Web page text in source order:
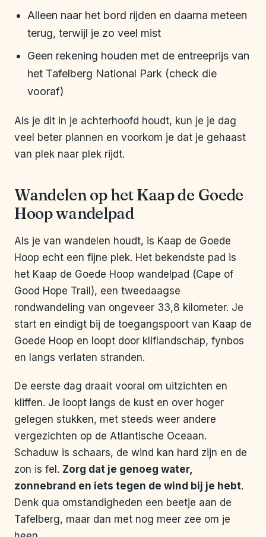
Alleen naar het bord rijden en daarna meteen
terug, terwijl je zo veel mist
Geen rekening houden met de entreeprijs van
het Tafelberg National Park (check die
vooraf)
Als je dit in je achterhoofd houdt, kun je je dag
veel beter plannen en voorkom je dat je gehaast
van plek naar plek rijdt.
Wandelen op het Kaap de Goede
Hoop wandelpad
Als je van wandelen houdt, is Kaap de Goede
Hoop echt een fijne plek. Het bekendste pad is
het Kaap de Goede Hoop wandelpad (Cape of
Good Hope Trail), een tweedaagse
rondwandeling van ongeveer 33,8 kilometer. Je
start en eindigt bij de toegangspoort van Kaap de
Goede Hoop en loopt door kliflandschap, fynbos
en langs verlaten stranden.
De eerste dag draait vooral om uitzichten en
kliffen. Je loopt langs de kust en over hoger
gelegen stukken, met steeds weer andere
vergezichten op de Atlantische Oceaan.
Schaduw is schaars, de wind kan hard zijn en de
zon is fel. Zorg dat je genoeg water,
zonnebrand en iets tegen de wind bij je hebt.
Denk qua omstandigheden een beetje aan de
Tafelberg, maar dan met nog meer zee om je